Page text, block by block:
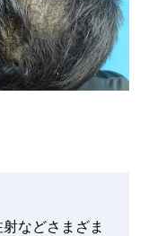
などさまざま